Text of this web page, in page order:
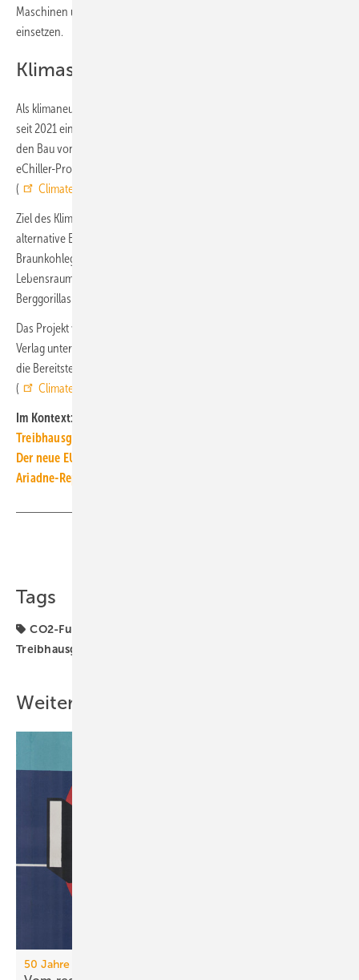
Maschinen und Schaltschränken sowie zur Gebäudeklimatisierung
einsetzen.
Klimaschutzprojekt im Kongo
Als klimaneutrales Unternehmen unterstützt Efficient Energy bereits
seit 2021 ein Klimaschutzprojekt im Virunga Nationalpark im Kongo für
den Bau von kleinen Wasserkraftwerken. Mit der Kompensation der
eChiller-Produkte wird die Unterstützung des Projekts erweitert
(
ClimateID Tracking
Ziel des Klimaschutzprojekts ist es, mit den Wasserkraftwerken als
alternative Energiequelle, die Rodung von Bäumen zur
Braunkohlegewinnung zu vermeiden. Diese Bäume stellen den
Lebensraum für ein Drittel der noch in freier Wildbahn lebenden
Berggorillas dar, die dadurch geschützt werden.
Das Projekt wird ebenfalls über ClimatePartner auch vom Gentner
Verlag unterstützt, um restliche Treibhausgasemissionen u. a. durch
die Bereitstellung der Webseite
(
ClimateID Tracking
Im Kontext:
Treibhausgas-Budget muss die Agenda sein
Der neue EU-Standard: zero emission building
Ariadne-Report: Klimaneutralität 2045 ausbuchstabiert
Tags
CO2-Fußabdruck
Treibhausgasemissionen
Weitere Inhalte
50 Jahre IFH/Intherm